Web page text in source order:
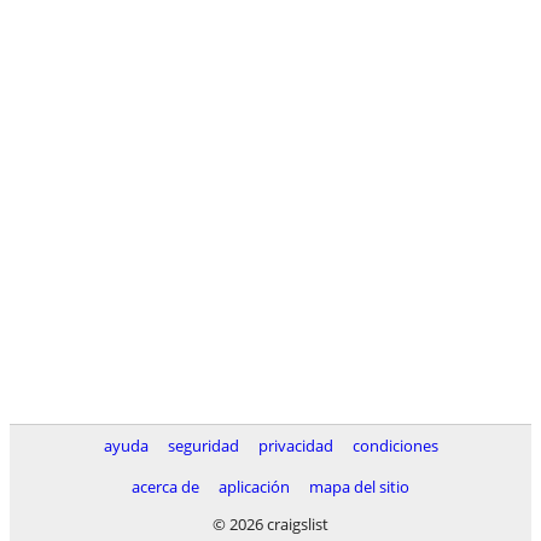
ayuda seguridad privacidad
condiciones
acerca de
aplicación
mapa del sitio
© 2026 craigslist